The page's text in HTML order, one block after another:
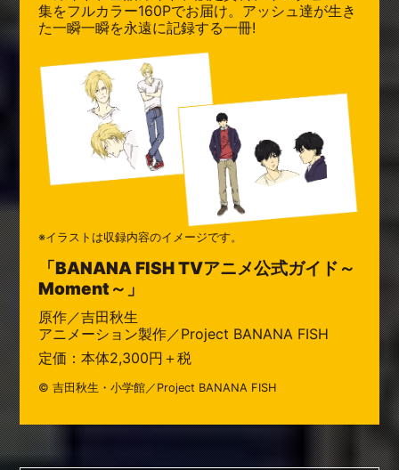
集をフルカラー160Pでお届け。アッシュ達が生き
た一瞬一瞬を永遠に記録する一冊!
※イラストは収録内容のイメージです。
「BANANA FISH TVアニメ公式ガイド～
Moment～」
原作／吉田秋生
アニメーション製作／Project BANANA FISH
定価：本体2,300円＋税
© 吉田秋生・小学館／Project BANANA FISH